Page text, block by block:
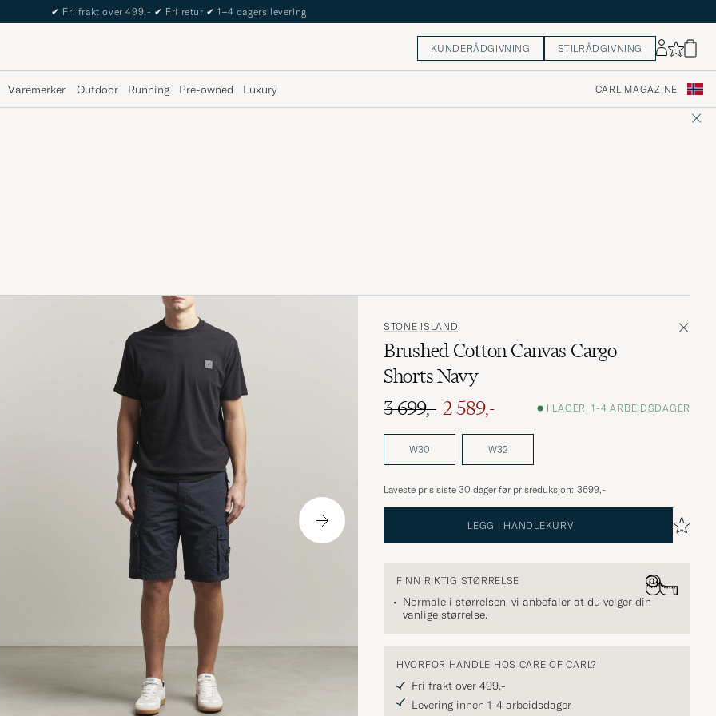
The Care of Carl Passport
KUNDERÅDGIVNING STILRÅDGIVNING
Varemerker Outdoor Running Pre-owned Luxury CARL MAGAZINE
STONE ISLAND
Brushed Cotton Canvas Cargo
Shorts Navy
Ordinær pris
3 699,-
Nedsatt pris
2 589,- I LAGER, 1-4 ARBEIDSDAGER
W30 W32
Laveste pris siste 30 dager før prisreduksjon: 3699,-
LEGG I HANDLEKURV
FINN RIKTIG STØRRELSE
Normale i størrelsen, vi anbefaler at du velger din
vanlige størrelse.
HVORFOR HANDLE HOS CARE OF CARL?
Fri frakt over 499,-
Levering innen 1-4 arbeidsdager